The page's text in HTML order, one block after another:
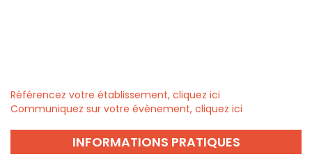
Référencez votre établissement, cliquez ici
Communiquez sur votre évènement, cliquez ici
INFORMATIONS PRATIQUES